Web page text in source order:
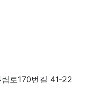
로170번길 41-22